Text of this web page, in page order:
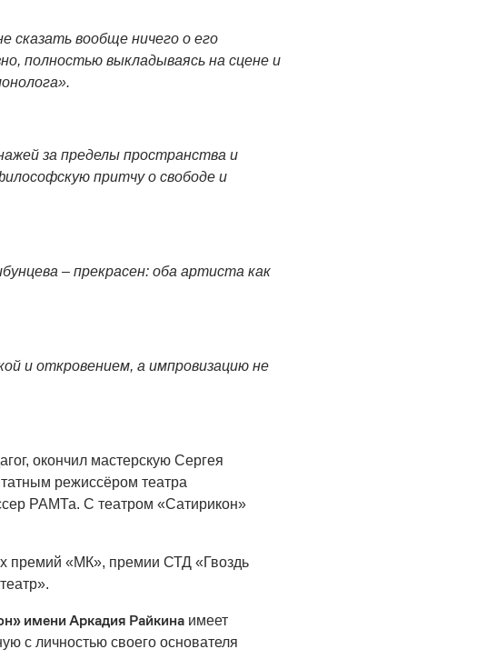
сказать вообще ничего о его
полностью выкладываясь на сцене и
за пределы пространства и
притчу о свободе и
– прекрасен: оба артиста как
и откровением, а импровизацию не
окончил мастерскую Сергея
режиссёром театра
РАМТа. С театром «Сатирикон»
премий «МК», премии СТД «Гвоздь
имени Аркадия Райкина имеет
с личностью своего основателя